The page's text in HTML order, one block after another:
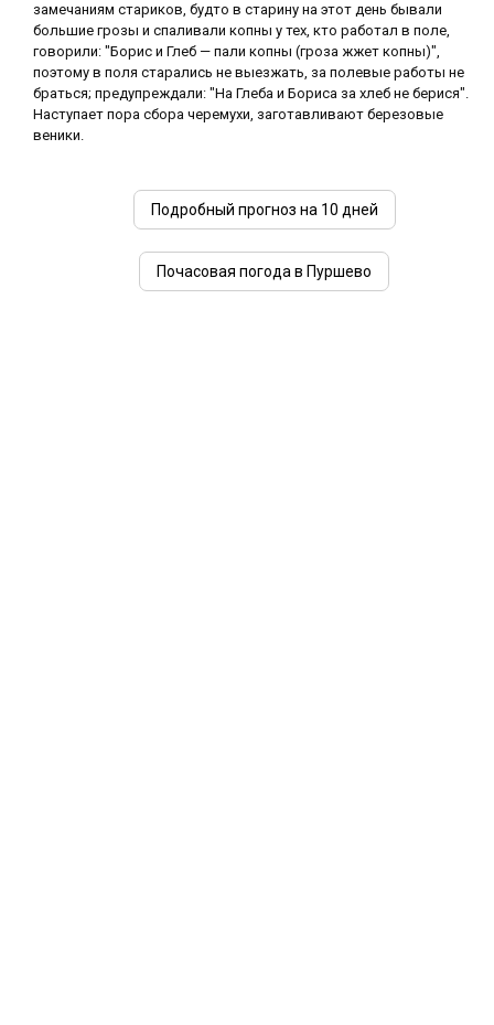
замечаниям стариков, будто в старину на этот день бывали
большие грозы и спаливали копны у тех, кто работал в поле,
говорили: "Борис и Глеб — пали копны (гроза жжет копны)",
поэтому в поля старались не выезжать, за полевые работы не
браться; предупреждали: "На Глеба и Бориса за хлеб не берися".
Наступает пора сбора черемухи, заготавливают березовые
веники.
Подробный прогноз на 10 дней
Почасовая погода в Пуршево